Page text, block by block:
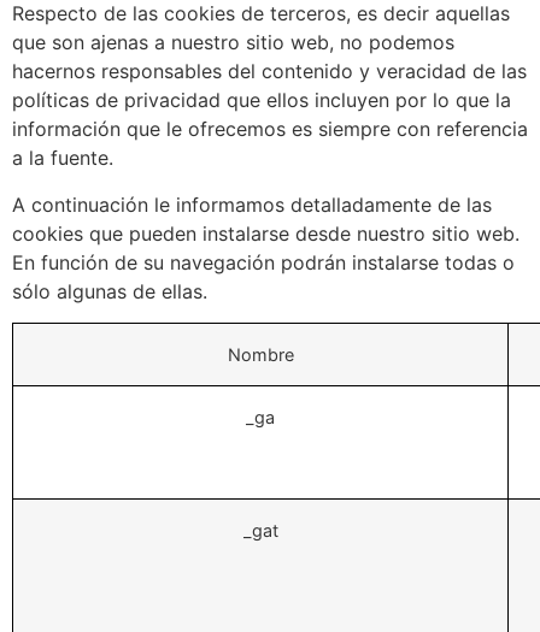
Respecto de las cookies de terceros, es decir aquellas
que son ajenas a nuestro sitio web, no podemos
hacernos responsables del contenido y veracidad de las
políticas de privacidad que ellos incluyen por lo que la
información que le ofrecemos es siempre con referencia
a la fuente.
A continuación le informamos detalladamente de las
cookies que pueden instalarse desde nuestro sitio web.
En función de su navegación podrán instalarse todas o
sólo algunas de ellas.
Nombre
_ga
_gat